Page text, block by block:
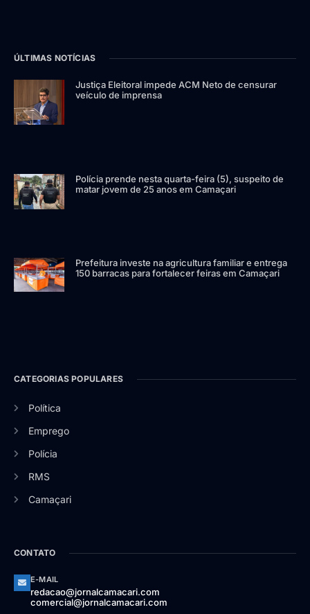
ÚLTIMAS NOTÍCIAS
Justiça Eleitoral impede ACM Neto de censurar
veículo de imprensa
Polícia prende nesta quarta-feira (5), suspeito de
matar jovem de 25 anos em Camaçari
Prefeitura investe na agricultura familiar e entrega
150 barracas para fortalecer feiras em Camaçari
CATEGORIAS POPULARES
Política
Emprego
Polícia
RMS
Camaçari
CONTATO
E-MAIL
redacao@jornalcamacari.com
comercial@jornalcamacari.com